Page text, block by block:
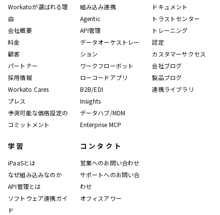
Workatoが選ばれる理
由
会社概要
料金
顧客
パートナー
採用情報
Workato Cares
プレス
予測可能な価格設定の
コミットメント
組み込み連携
Agentic
API管理
データオーケストレー
ション
ワークフローボット
ローコードアプリ
B2B/EDI
Insights
データハブ/MDM
Enterprise MCP
ドキュメント
トラストセンター
トレーニング
認定
カスタマーサクセス
会社ブログ
製品ブログ
連携ライブラリ
学習
iPaaSとは
なぜ組み込みなのか
API管理とは
ソフトウェア連携ガイ
ド
コンタクト
営業へのお問い合わせ
サポートへのお問い合
わせ
オフィスアワー